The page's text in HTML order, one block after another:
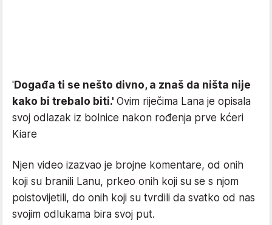
'Događa ti se nešto divno, a znaš da ništa nije
kako bi trebalo biti.' Ovim riječima Lana je opisala
svoj odlazak iz bolnice nakon rođenja prve kćeri
Kiare
Njen video izazvao je brojne komentare, od onih
koji su branili Lanu, prkeo onih koji su se s njom
poistovijetili, do onih koji su tvrdili da svatko od nas
svojim odlukama bira svoj put.